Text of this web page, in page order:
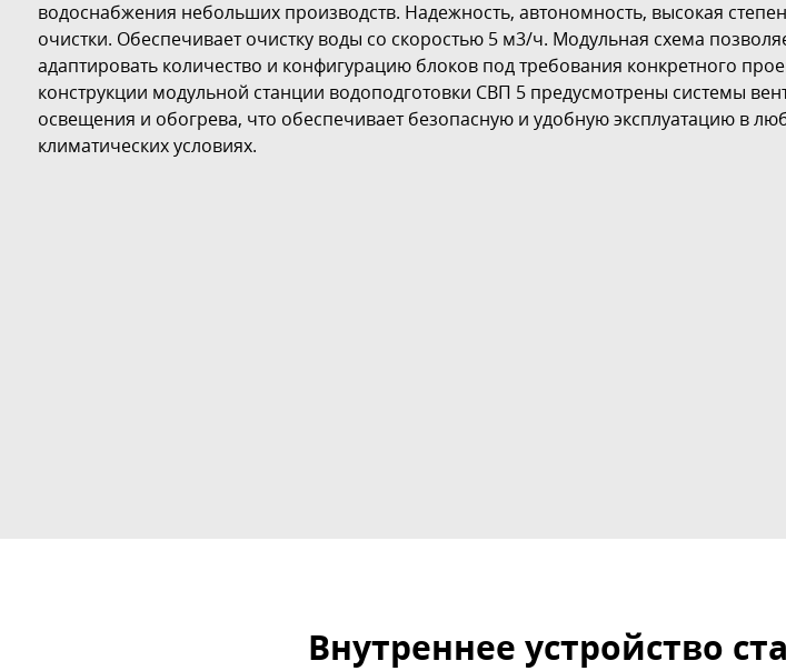
водоснабжения небольших производств. Надежность, автономность, высокая
очистки. Обеспечивает очистку воды со скоростью 5 м3/ч. Модульная схема
адаптировать количество и конфигурацию блоков под требования конкретного
конструкции модульной станции водоподготовки СВП 5 предусмотрены системы
освещения и обогрева, что обеспечивает безопасную и удобную эксплуатацию в
климатических условиях.
Внутреннее устройство